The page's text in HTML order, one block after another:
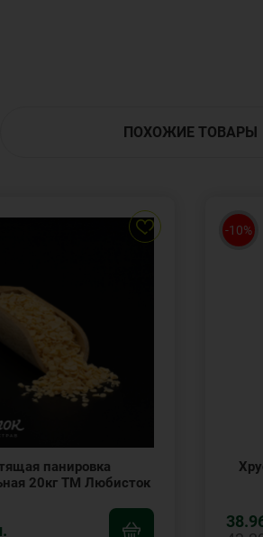
ПОХОЖИЕ ТОВАРЫ
панировка
20кг ТМ Любисток
-10%